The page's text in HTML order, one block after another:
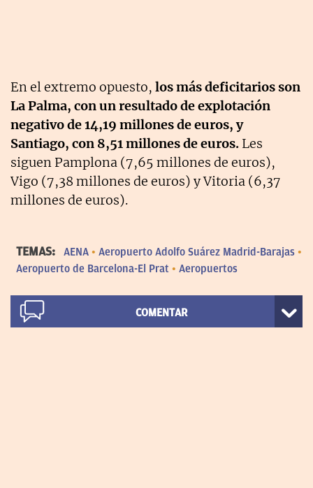
En el extremo opuesto, los más deficitarios son
La Palma, con un resultado de explotación
negativo de 14,19 millones de euros, y
Santiago, con 8,51 millones de euros. Les
siguen Pamplona (7,65 millones de euros),
Vigo (7,38 millones de euros) y Vitoria (6,37
millones de euros).
TEMAS: AENA
Aeropuerto Adolfo Suárez Madrid-Barajas
Aeropuerto de Barcelona-El Prat
Aeropuertos
COMENTAR